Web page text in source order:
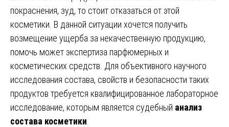
покраснения, зуд, то стоит отказаться от этой
косметики. В данной ситуации хочется получить
возмещение ущерба за некачественную продукцию,
помочь может экспертиза парфюмерных и
косметических средств. Для объективного научного
исследования состава, свойств и безопасности таких
продуктов требуется квалифицированное лабораторное
исследование, которым является судебный анализ
состава косметики